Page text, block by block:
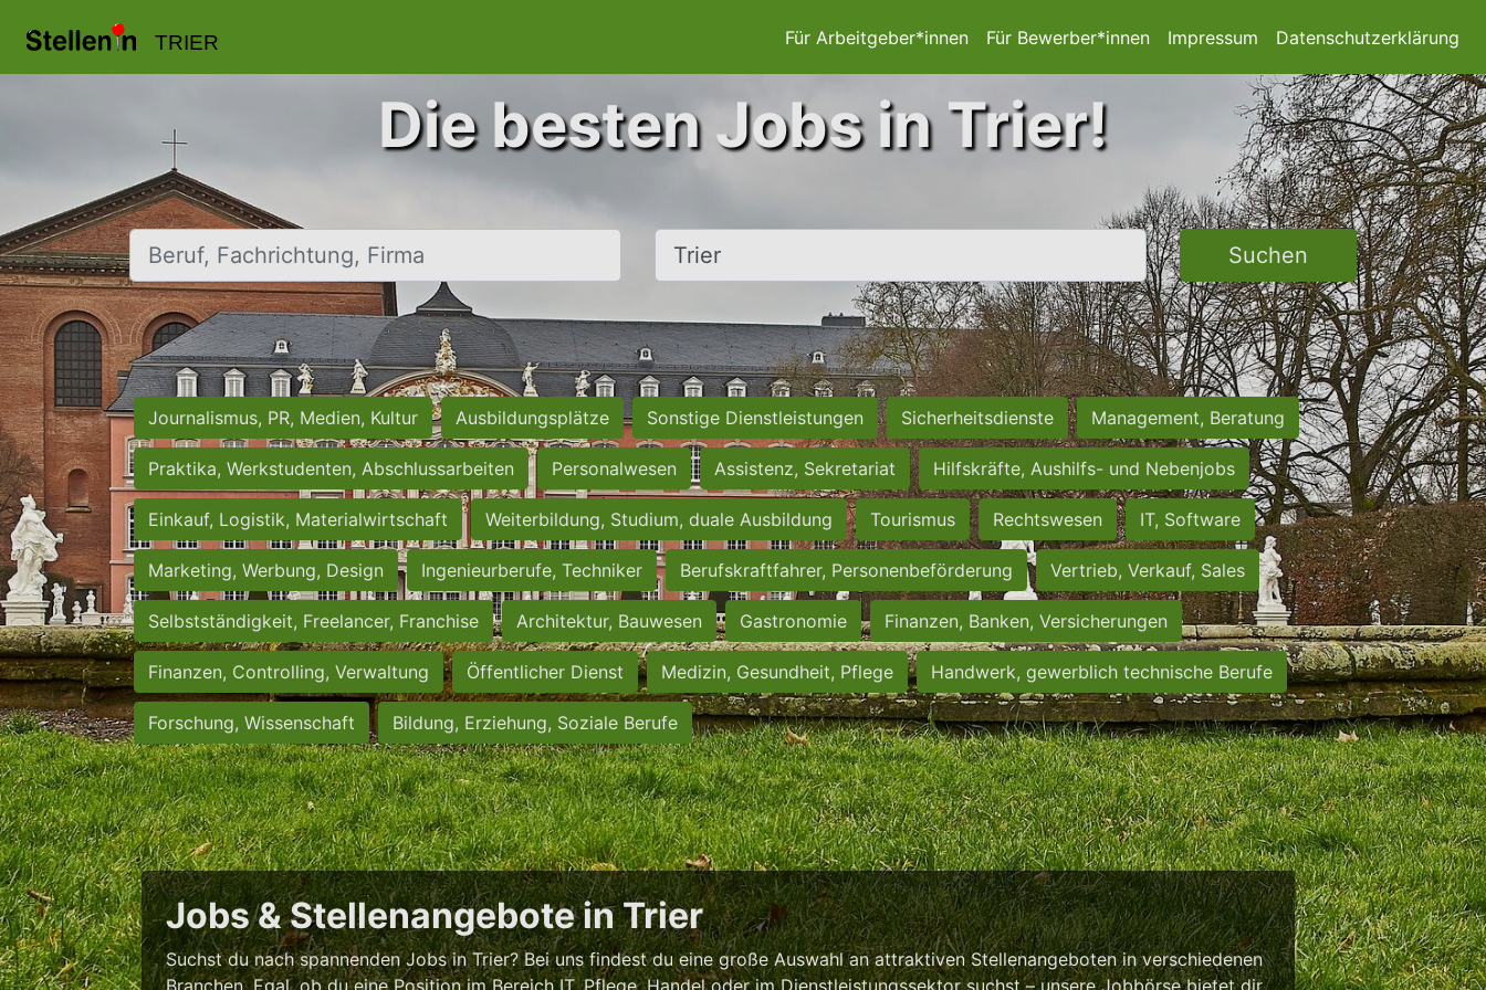
TRIER Für Arbeitgeber*innen Für Bewerber*innen Impressum Datenschutzerklärung
Die besten Jobs in Trier!
Beruf, Fachrichtung, Firma Ort, Stadt Suchen
Journalismus, PR, Medien, Kultur Ausbildungsplätze Sonstige Dienstleistungen Sicherheitsdienste Management, Beratung
Praktika, Werkstudenten, Abschlussarbeiten Personalwesen Assistenz, Sekretariat Hilfskräfte, Aushilfs- und Nebenjobs
Einkauf, Logistik, Materialwirtschaft Weiterbildung, Studium, duale Ausbildung Tourismus Rechtswesen IT, Software
Marketing, Werbung, Design Ingenieurberufe, Techniker Berufskraftfahrer, Personenbeförderung Vertrieb, Verkauf, Sales
Selbstständigkeit, Freelancer, Franchise Architektur, Bauwesen Gastronomie Finanzen, Banken, Versicherungen
Finanzen, Controlling, Verwaltung Öffentlicher Dienst Medizin, Gesundheit, Pflege Handwerk, gewerblich technische Berufe
Forschung, Wissenschaft Bildung, Erziehung, Soziale Berufe
Jobs & Stellenangebote in Trier
Suchst du nach spannenden Jobs in Trier? Bei uns findest du eine große Auswahl an attraktiven Stellenangeboten in verschiedenen